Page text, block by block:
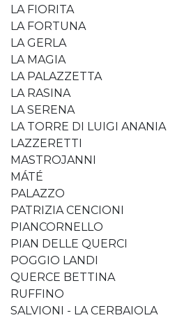
LA FIORITA
LA FORTUNA
LA GERLA
LA MAGIA
LA PALAZZETTA
LA RASINA
LA SERENA
LA TORRE DI LUIGI ANANIA
LAZZERETTI
MASTROJANNI
MÁTÉ
PALAZZO
PATRIZIA CENCIONI
PIANCORNELLO
PIAN DELLE QUERCI
POGGIO LANDI
QUERCE BETTINA
RUFFINO
SALVIONI - LA CERBAIOLA